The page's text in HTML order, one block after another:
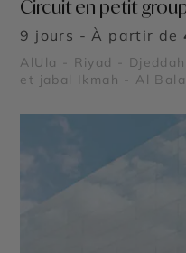
Circuit en petit
9 jours - À partir de
AlUla - Riyad -
et jabal Ikmah - Al